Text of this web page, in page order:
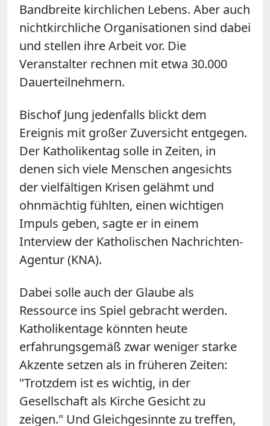
Bandbreite kirchlichen Lebens. Aber auch
nichtkirchliche Organisationen sind dabei
und stellen ihre Arbeit vor. Die
Veranstalter rechnen mit etwa 30.000
Dauerteilnehmern.
Bischof Jung jedenfalls blickt dem
Ereignis mit großer Zuversicht entgegen.
Der Katholikentag solle in Zeiten, in
denen sich viele Menschen angesichts
der vielfältigen Krisen gelähmt und
ohnmächtig fühlten, einen wichtigen
Impuls geben, sagte er in einem
Interview der Katholischen Nachrichten-
Agentur (KNA).
Dabei solle auch der Glaube als
Ressource ins Spiel gebracht werden.
Katholikentage könnten heute
erfahrungsgemäß zwar weniger starke
Akzente setzen als in früheren Zeiten:
"Trotzdem ist es wichtig, in der
Gesellschaft als Kirche Gesicht zu
zeigen." Und Gleichgesinnte zu treffen,